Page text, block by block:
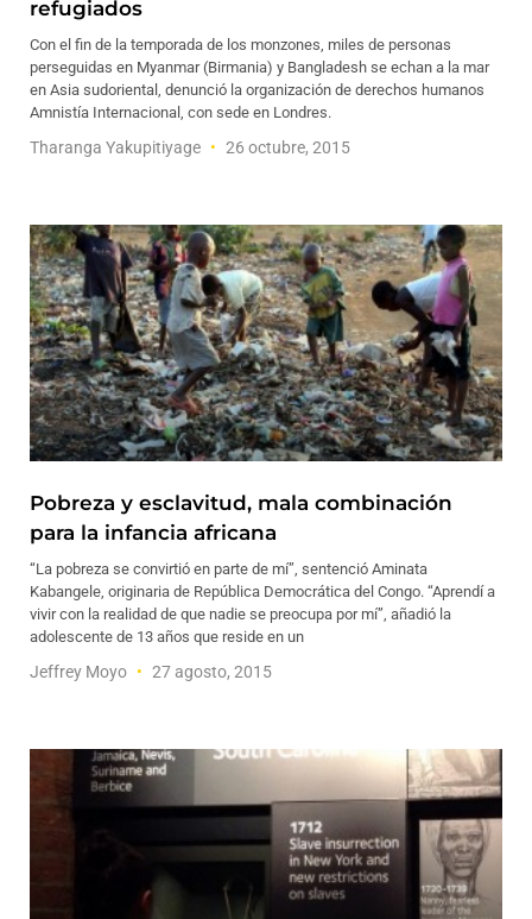
refugiados
Con el fin de la temporada de los monzones, miles de personas
perseguidas en Myanmar (Birmania) y Bangladesh se echan a la mar
en Asia sudoriental, denunció la organización de derechos humanos
Amnistía Internacional, con sede en Londres.
Tharanga Yakupitiyage 26 octubre, 2015
Pobreza y esclavitud, mala combinación
para la infancia africana
“La pobreza se convirtió en parte de mí”, sentenció Aminata
Kabangele, originaria de República Democrática del Congo. “Aprendí a
vivir con la realidad de que nadie se preocupa por mí”, añadió la
adolescente de 13 años que reside en un
Jeffrey Moyo 27 agosto, 2015